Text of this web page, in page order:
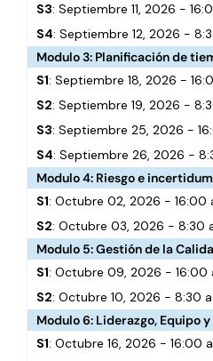
S3: Septiembre 11, 2026 -
S4: Septiembre 12, 2026 -
Modulo 3: Planificación de
S1: Septiembre 18, 2026 -
S2: Septiembre 19, 2026 -
S3: Septiembre 25, 2026 -
S4: Septiembre 26, 2026 -
Modulo 4: Riesgo e
S1: Octubre 02, 2026 - 16:00
S2: Octubre 03, 2026 - 8:30
Modulo 5: Gestión de la
S1: Octubre 09, 2026 - 16:00
S2: Octubre 10, 2026 - 8:30
Modulo 6: Liderazgo, Equipo y
S1: Octubre 16, 2026 - 16:00